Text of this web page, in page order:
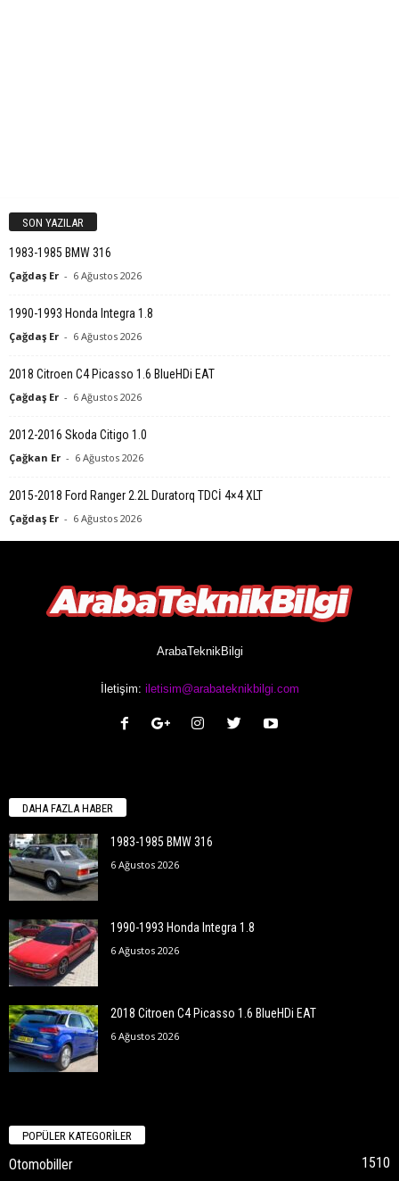
SON YAZILAR
1983-1985 BMW 316
Çağdaş Er - 6 Ağustos 2026
1990-1993 Honda Integra 1.8
Çağdaş Er - 6 Ağustos 2026
2018 Citroen C4 Picasso 1.6 BlueHDi EAT
Çağdaş Er - 6 Ağustos 2026
2012-2016 Skoda Citigo 1.0
Çağkan Er - 6 Ağustos 2026
2015-2018 Ford Ranger 2.2L Duratorq TDCİ 4×4 XLT
Çağdaş Er - 6 Ağustos 2026
ArabaTeknikBilgi
İletişim: iletisim@arabateknikbilgi.com
DAHA FAZLA HABER
1983-1985 BMW 316
6 Ağustos 2026
1990-1993 Honda Integra 1.8
6 Ağustos 2026
2018 Citroen C4 Picasso 1.6 BlueHDi EAT
6 Ağustos 2026
POPÜLER KATEGORİLER
Otomobiller
1510